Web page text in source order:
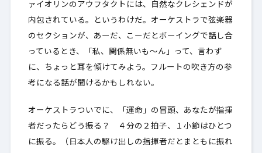
ァイオリンのアウフタクトには、自然なクレシェンドが
内包されている。というわけだ。オーケストラで弦楽器
のセクションが、あーだ、こーだとボーイングで話し合
っているとき、「私、関係無いも～ん」って、言わず
に、ちょっと耳を傾けてみよう。フルートの吹き方の参
考になる話が聞けるかもしれない。
オーケストラついでに、「運命」の冒頭、あなたが指揮
者だったらどう振る？ ４分の２拍子、１小節はひとつ
に振る。（日本人の駆け出しの指揮者だとまともに振れ